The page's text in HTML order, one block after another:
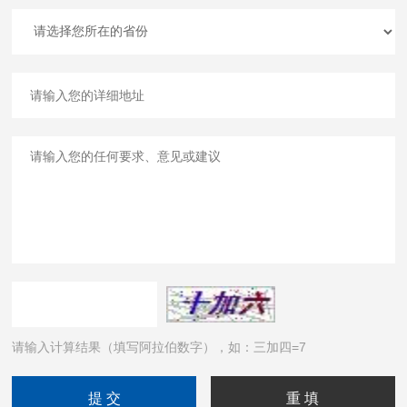
请输入计算结果（填写阿拉伯数字），如：三加四=7